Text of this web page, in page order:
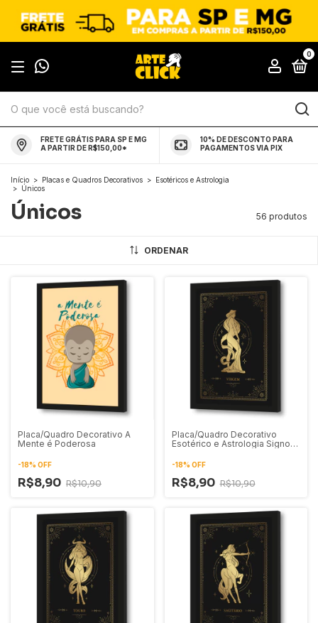
0
FRETE GRÁTIS PARA SP E MG
A PARTIR DE R$150,00*
10% DE DESCONTO PARA
PAGAMENTOS VIA PIX
Início > Placas e Quadros Decorativos > Esotéricos e Astrologia
> Únicos
Únicos 56 produtos
ORDENAR
Placa/Quadro Decorativo A
Mente é Poderosa
-18% OFF
R$8,90 R$10,90
Placa/Quadro Decorativo
Esotérico e Astrologia Signo
-18% OFF
R$8,90 R$10,90